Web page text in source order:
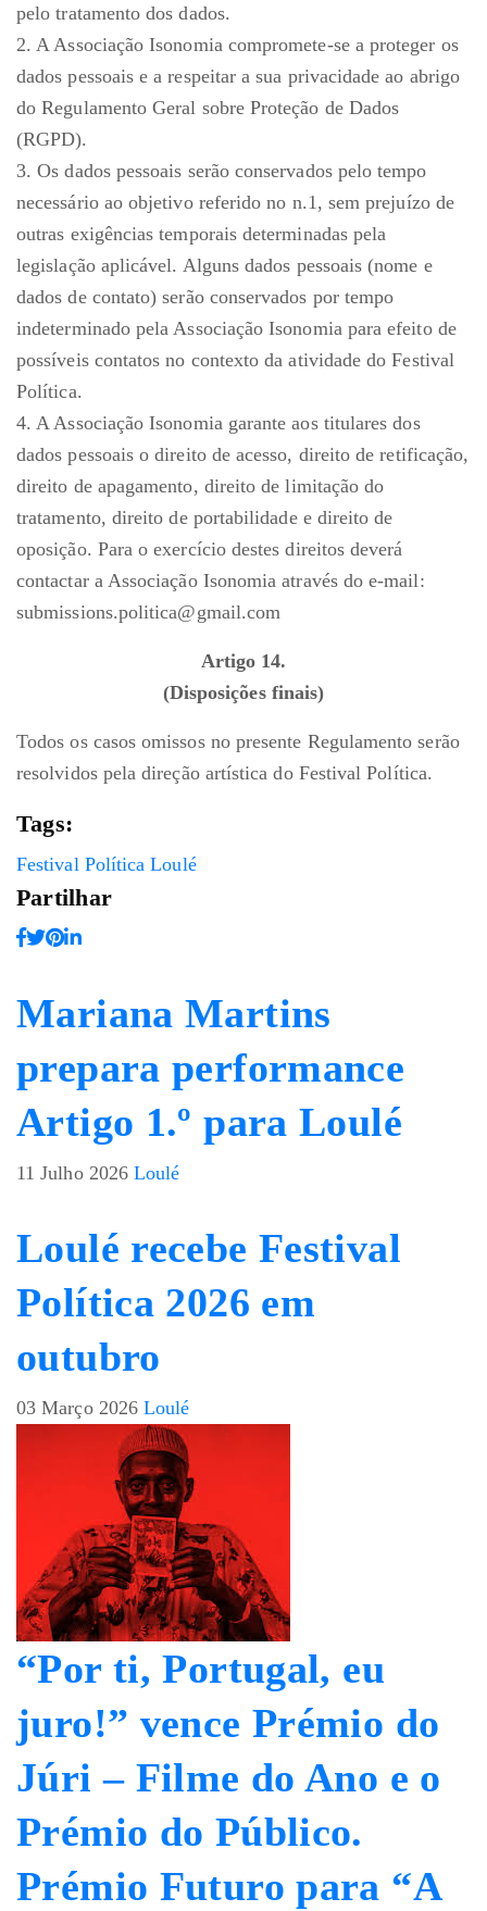
pelo tratamento dos dados.
2. A Associação Isonomia compromete-se a proteger os
dados pessoais e a respeitar a sua privacidade ao abrigo
do Regulamento Geral sobre Proteção de Dados
(RGPD).
3. Os dados pessoais serão conservados pelo tempo
necessário ao objetivo referido no n.1, sem prejuízo de
outras exigências temporais determinadas pela
legislação aplicável. Alguns dados pessoais (nome e
dados de contato) serão conservados por tempo
indeterminado pela Associação Isonomia para efeito de
possíveis contatos no contexto da atividade do Festival
Política.
4. A Associação Isonomia garante aos titulares dos
dados pessoais o direito de acesso, direito de retificação,
direito de apagamento, direito de limitação do
tratamento, direito de portabilidade e direito de
oposição. Para o exercício destes direitos deverá
contactar a Associação Isonomia através do e-mail:
submissions.politica@gmail.com
Artigo 14.
(Disposições finais)
Todos os casos omissos no presente Regulamento serão
resolvidos pela direção artística do Festival Política.
Tags:
Festival Política Loulé
Partilhar
Mariana Martins
prepara performance
Artigo 1.º para Loulé
11 Julho 2026 Loulé
Loulé recebe Festival
Política 2026 em
outubro
03 Março 2026 Loulé
“Por ti, Portugal, eu
juro!” vence Prémio do
Júri – Filme do Ano e o
Prémio do Público.
Prémio Futuro para “A